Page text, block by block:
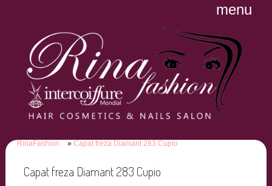
menu
RinaFashion Capat freza Diamant 283 Cupio
Capat freza Diamant 283 Cupio